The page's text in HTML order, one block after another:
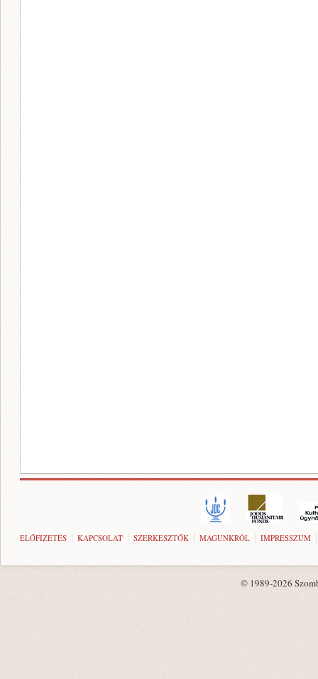
ELŐFIZETÉS KAPCSOLAT SZERKESZTŐK MAGUNKRÓL IMPRESSZUM
© 1989-2026